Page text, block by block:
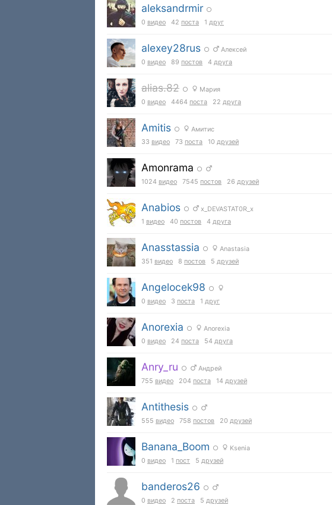
aleksandrmir ○
0 видео 42 поста 1 друг
alexey28rus ○
Алексей
0 видео 89 постов 4 друга
alias.82 ○
Мария
0 видео 4464 поста 22 друга
Amitis ○
Амитис
33 видео 73 поста 10 друзей
Amonrama ○
1024 видео 7545 постов 26 друзей
Anabios ○
x_DEVASTAT0R_x
1 видео 40 постов 4 друга
Anasstassia ○
Anastasia
351 видео 8 постов 5 друзей
Angelocek98 ○
0 видео 3 поста 1 друг
Anorexia ○
Anorexia
0 видео 24 поста 54 друга
Anry_ru ○
Андрей
755 видео 204 поста 14 друзей
Antithesis ○
555 видео 758 постов 20 друзей
Banana_Boom ○
Ksenia
0 видео 1 пост 5 друзей
banderos26 ○
0 видео 2 поста 5 друзей